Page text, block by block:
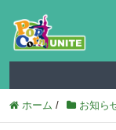
ホーム / お知ら